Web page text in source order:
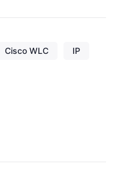
Cisco WLC IP